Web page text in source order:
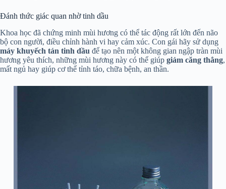
Đánh thức giác quan nhờ tinh dầu
Khoa học đã chứng minh mùi hương có thể tác động rất lớn đến não
bộ con người, điều chỉnh hành vi hay cảm xúc. Con gái hãy sử dụng
máy khuyếch tán tinh dầu để tạo nên một không gian ngập tràn mùi
hương yêu thích, những mùi hương này có thể giúp giảm căng thẳng,
mất ngủ hay giúp cơ thể tỉnh táo, chữa bệnh, an thần.